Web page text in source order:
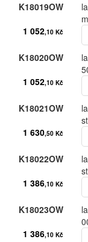
Epson
Fujitsu
Hermes
HP
IBM
Konica
K18019OW
1 052,10 Kč
K18020OW
1 052,10 Kč
K18021OW
1 630,50 Kč
K18022OW
1 386,10 Kč
K18023OW
1 386,10 Kč